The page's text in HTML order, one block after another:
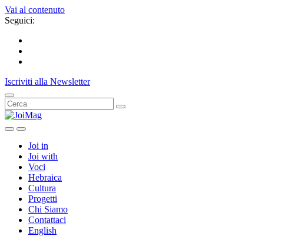
Vai al contenuto
Seguici:
Iscriviti alla Newsletter
Joi in
Joi with
Voci
Hebraica
Cultura
Progetti
Chi Siamo
Contattaci
English